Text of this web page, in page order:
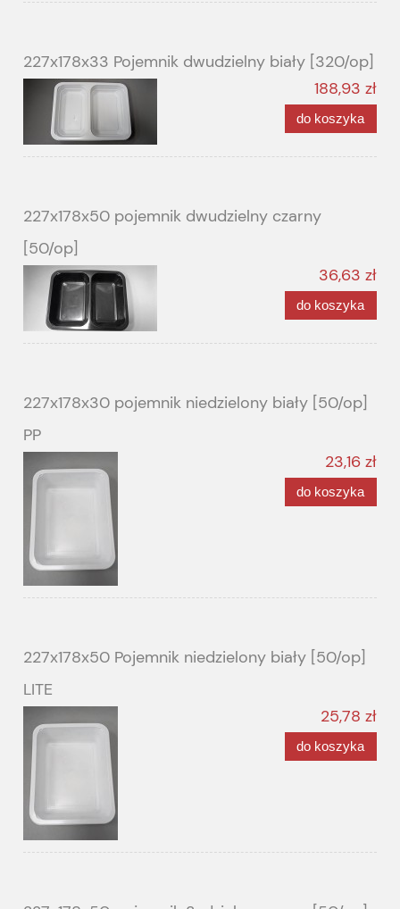
227x178x33 Pojemnik dwudzielny biały [320/op]
188,93 zł
do koszyka
227x178x50 pojemnik dwudzielny czarny
[50/op]
36,63 zł
do koszyka
227x178x30 pojemnik niedzielony biały [50/op]
PP
23,16 zł
do koszyka
227x178x50 Pojemnik niedzielony biały [50/op]
LITE
25,78 zł
do koszyka